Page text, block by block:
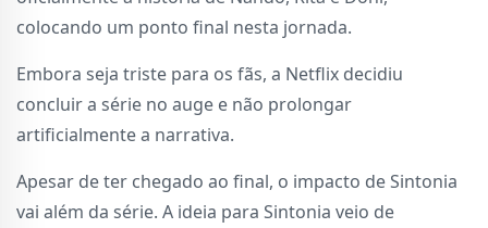
colocando um ponto final nesta jornada.
Embora seja triste para os fãs, a Netflix decidiu
concluir a série no auge e não prolongar
artificialmente a narrativa.
Apesar de ter chegado ao final, o impacto de Sintonia
vai além da série. A ideia para Sintonia veio de